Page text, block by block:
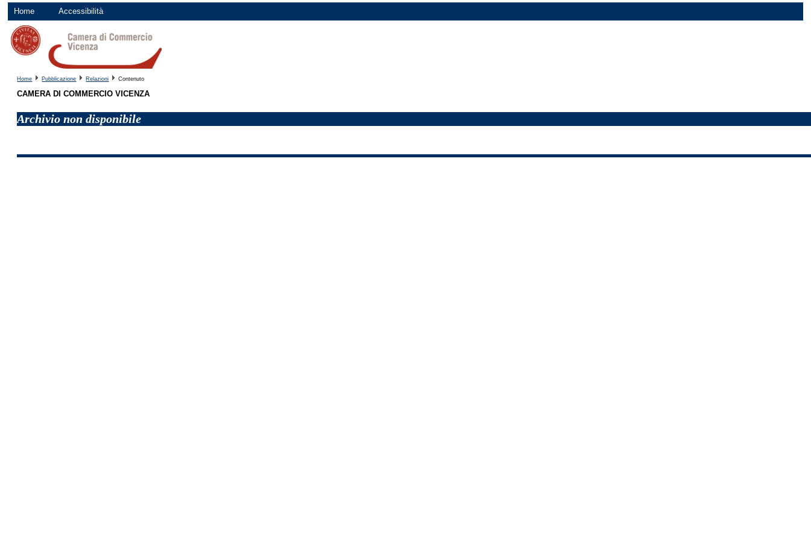
Home Accessibilità
Home Pubblicazione Relazioni Contenuto
CAMERA DI COMMERCIO VICENZA
Archivio non disponibile